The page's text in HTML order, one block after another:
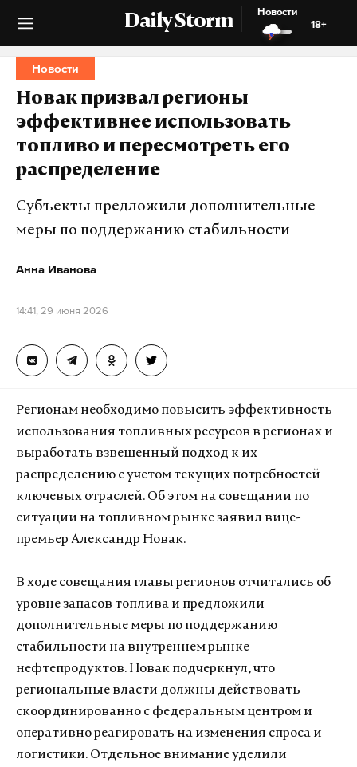
Daily Storm
Новости
18+
Новости
Новак призвал регионы
эффективнее использовать
топливо и пересмотреть его
распределение
Субъекты предложили дополнительные
меры по поддержанию стабильности
Анна Иванова
14:41, 29 июня 2026
Регионам необходимо повысить эффективность
использования топливных ресурсов в регионах и
выработать взвешенный подход к их
распределению с учетом текущих потребностей
ключевых отраслей. Об этом на совещании по
ситуации на топливном рынке заявил вице-
премьер Александр Новак.
В ходе совещания главы регионов отчитались об
уровне запасов топлива и предложили
дополнительные меры по поддержанию
стабильности на внутреннем рынке
нефтепродуктов. Новак подчеркнул, что
региональные власти должны действовать
скоординированно с федеральным центром и
оперативно реагировать на изменения спроса и
логистики. Отдельное внимание уделили